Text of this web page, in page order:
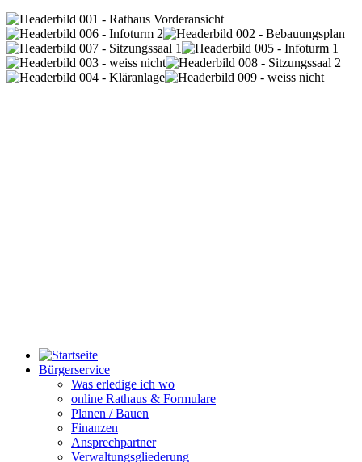
Bürgerservice
Was erledige ich wo
online Rathaus & Formulare
Planen / Bauen
Finanzen
Ansprechpartner
Verwaltungsgliederung